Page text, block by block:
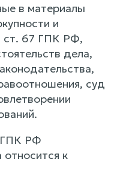
в материалы
и
ст. 67 ГПК РФ,
дела,
суд
ГПК РФ
относится к